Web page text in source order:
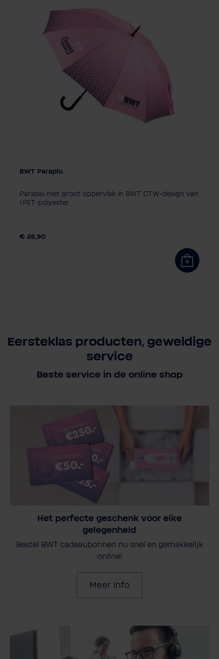
BWT Paraplu
Paraplu met groot oppervlak in BWT CTW-design van
rPET-polyester
€ 26,90
Eersteklas producten, geweldige
service
Beste service in de online shop
Het perfecte geschenk voor elke
gelegenheid
Bestel BWT cadeaubonnen nu snel en gemakkelijk
online!
Meer info